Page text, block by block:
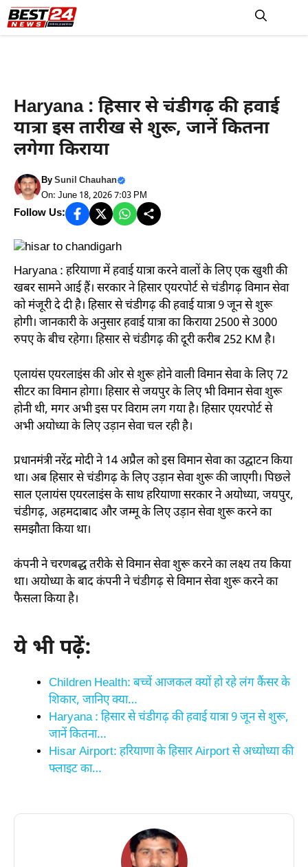
Skip
to
Haryana : हिसार से चंडीगढ़ की हवाई
यात्रा इस तारीख से शुरू, जानें कितना
लगेगा किराया
BySunil Chauhan
On: June 18, 2026 7:03 PM
Follow Us:
Haryana : हरियाणा में हवाई यात्रा करने वालों के लिए एक खुशी की
खबर सामने आई हैं। सरकार ने हिसार एयरपोर्ट से चंडीगढ़ विमान सेवा
को मंजूरी दे दी है। हिसार से चंडीगढ़ की हवाई यात्रा 9 जून से शुरू
होगी। जानकारी के अनुसार हवाई यात्रा का किराया 2500 से 3000
रुपए के बीच रहेगा। हिसार से चंडीगढ़ की दूरी करीब 252 KM है।
एलायंस एयरलाइंस की ओर से शुरू होने वाली विमान सेवा के लिए 72
सीटर का विमान होगा। हिसार से जयपुर के लिए भी विमान सेवा शुरू
होनी थी, मगर अभी इस पर विराम लग गया है। हिसार एयरपोर्ट से
अभी अयोध्या के लिए उड़ान सेवा चल रही है।
प्रधानमंत्री नरेंद्र मोदी ने 14 अप्रैल को इस विमान सेवा का उद्घाटन किया
था। अब हिसार से चंडीगढ़ के लिए उड़ान सेवा शुरू की जाएगी। पिछले
साल एलायंस एयरलाइंस के साथ हरियाणा सरकार ने अयोध्या, जयपुर,
चंडीगढ़, अहमदाबाद और जम्मू के लिए उड़ान सेवा शुरू करने का
समझौता किया था।
कंपनी ने चरणबद्ध तरीके से विमान सेवा शुरू करने का लक्ष्य तय किया
था। अयोध्या के बाद कंपनी ने चंडीगढ़ से विमान सेवा शुरू करने का
फैसला किया है।
ये भी पढ़ें:
Children Health: बच्चें आजकल क्यों हो रहे लंग कैंसर के
शिकार, जानिए क्या…
Haryana : हिसार से चंडीगढ़ की हवाई यात्रा 9 जून से शुरू,
जानें कितना…
Hisar Airport: हरियाणा के हिसार Airport से अध्योध्या की
फ्लाइट का…